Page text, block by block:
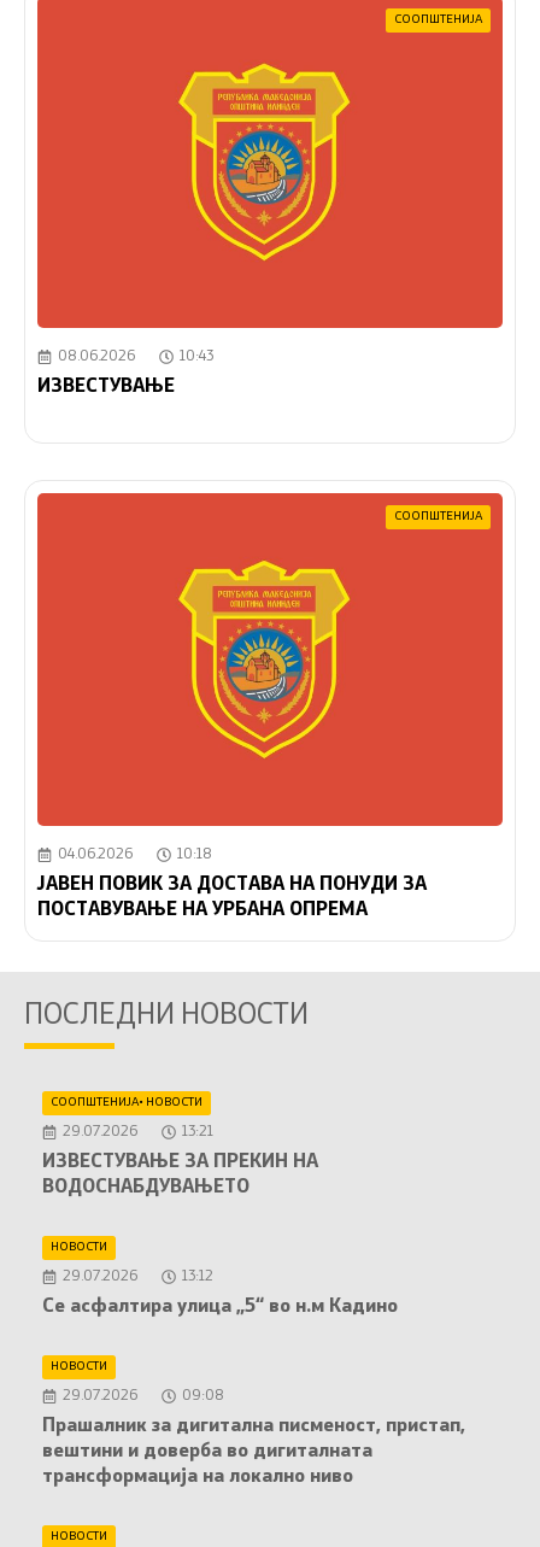
СООПШТЕНИЈА
08.06.2026 10:43
ИЗВЕСТУВАЊЕ
СООПШТЕНИЈА
04.06.2026 10:18
ЈАВЕН ПОВИК ЗА ДОСТАВА НА ПОНУДИ ЗА
ПОСТАВУВАЊЕ НА УРБАНА ОПРЕМА
ПОСЛЕДНИ НОВОСТИ
СООПШТЕНИЈА• НОВОСТИ
29.07.2026 13:21
ИЗВЕСТУВАЊЕ ЗА ПРЕКИН НА
ВОДОСНАБДУВАЊЕТО
НОВОСТИ
29.07.2026 13:12
Се асфалтира улица „5“ во н.м Кадино
НОВОСТИ
29.07.2026 09:08
Прашалник за дигитална писменост, пристап,
вештини и доверба во дигиталната
трансформација на локално ниво
НОВОСТИ